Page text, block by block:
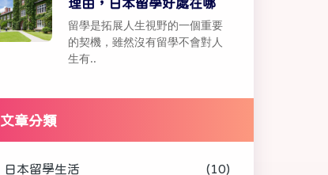
理由，日本留學好處在哪
留學是拓展人生視野的一個重要
的契機，雖然沒有留學不會對人
生有..
文章分類
日本留學生活 (10)